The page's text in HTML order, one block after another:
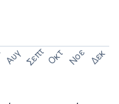
Αυγ Σεπτ Οκτ Νοε Δεκ